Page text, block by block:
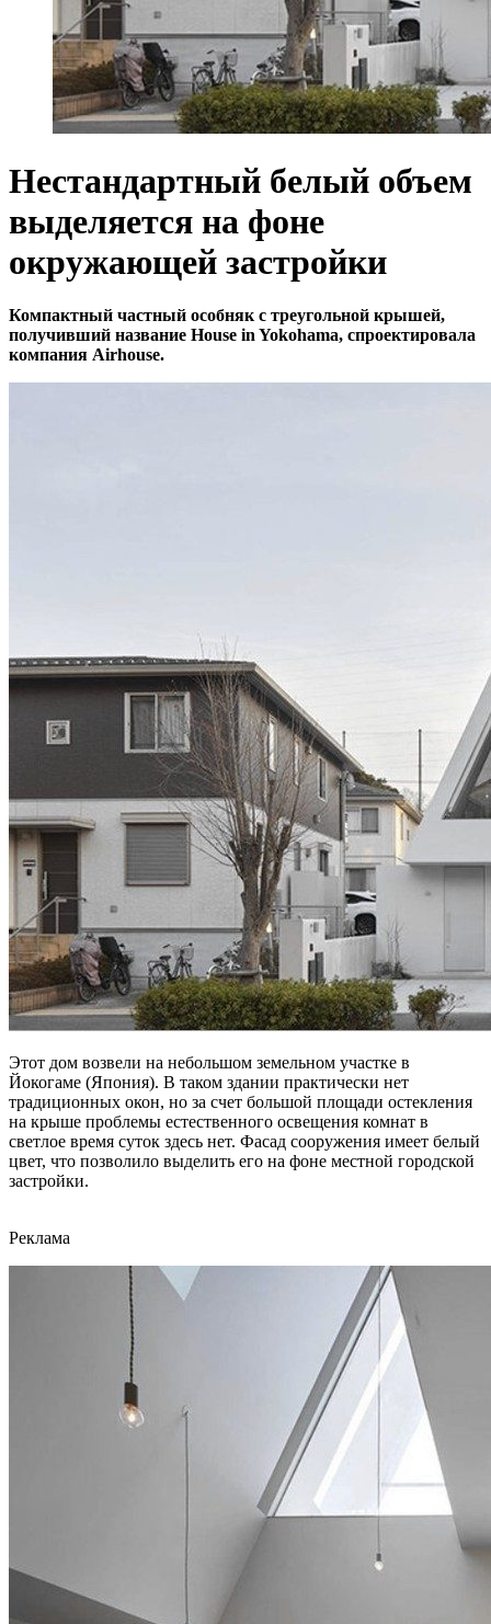
Нестандартный белый объем
выделяется на фоне
окружающей застройки
Компактный частный особняк с треугольной крышей,
получивший название House in Yokohama, спроектировала
компания Airhouse.
Этот дом возвели на небольшом земельном участке в
Йокогаме (Япония). В таком здании практически нет
традиционных окон, но за счет большой площади остекления
на крыше проблемы естественного освещения комнат в
светлое время суток здесь нет. Фасад сооружения имеет белый
цвет, что позволило выделить его на фоне местной городской
застройки.
Реклама